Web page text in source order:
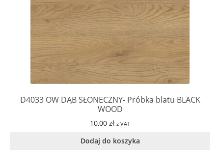
D4033 OW DĄB SŁONECZNY- Próbka blatu BLACK
WOOD
10,00 zł z VAT
Dodaj do koszyka